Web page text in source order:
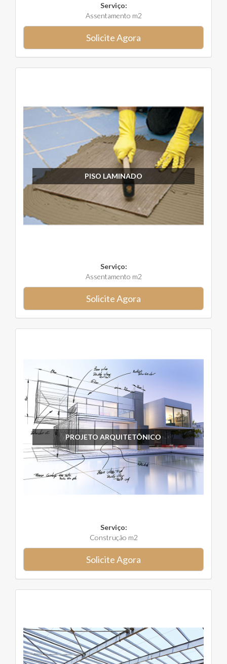
Serviço:
Assentamento m2
Solicite Agora
PISO LAMINADO
Serviço:
Assentamento m2
Solicite Agora
PROJETO ARQUITETÔNICO
Serviço:
Construção m2
Solicite Agora